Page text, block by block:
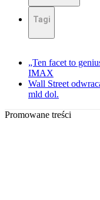
Tagi
„Ten facet to
IMAX
Wall Street
mld dol.
Promowane treści